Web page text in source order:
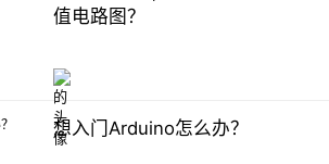
值电路图？
想入门Arduino怎么办？